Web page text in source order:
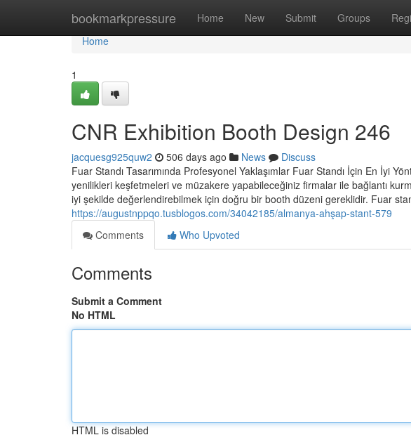
bookmarkpressure Home New Submit Groups
Home
Home
1
CNR Exhibition Booth Design 246
jacquesg925quw2 506 days ago News
Discuss
Fuar Standı Tasarımında Profesyonel Yaklaşımlar Fuar Standı İçin En İyi
yenilikleri keşfetmeleri ve müzakere yapabileceğiniz firmalar ile bağlantı
iyi şekilde değerlendirebilmek için doğru bir booth düzeni gereklidir. Fuar
https://augustnppqo.tusblogos.com/34042185/almanya-ahşap-stant-579
Comments
Who Upvoted
Comments
Submit a Comment
No HTML
HTML is disabled